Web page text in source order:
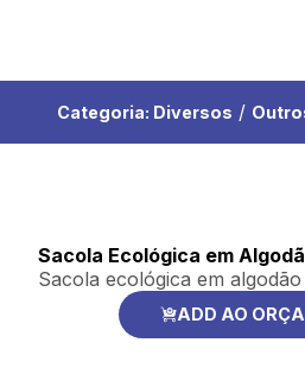
Categoria: Diversos /
Sacola Ecológica em
Sacola ecológica em algodão
ADD AO